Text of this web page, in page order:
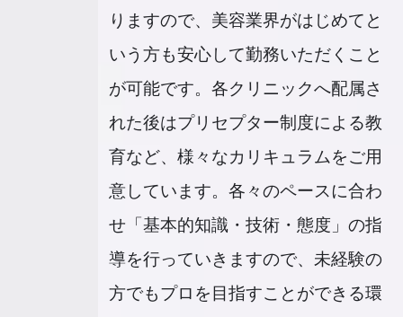
りますので、美容業界がはじめてと
いう方も安心して勤務いただくこと
が可能です。各クリニックへ配属さ
れた後はプリセプター制度による教
育など、様々なカリキュラムをご用
意しています。各々のペースに合わ
せ「基本的知識・技術・態度」の指
導を行っていきますので、未経験の
方でもプロを目指すことができる環